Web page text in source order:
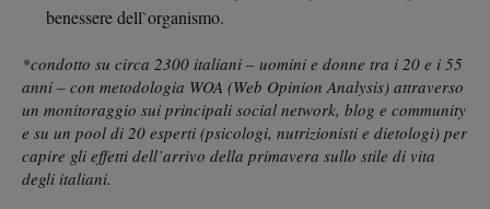
benessere dell`organismo.
*condotto su circa 2300 italiani – uomini e donne tra i 20 e i 55
anni – con metodologia WOA (Web Opinion Analysis) attraverso
un monitoraggio sui principali social network, blog e community
e su un pool di 20 esperti (psicologi, nutrizionisti e dietologi) per
capire gli effetti dell’arrivo della primavera sullo stile di vita
degli italiani.